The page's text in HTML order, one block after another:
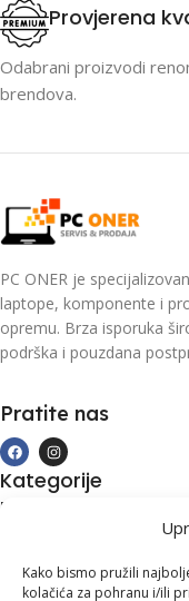
Kako bismo pružili
kolačića za pohranu i/ili
Provjerena
Odabrani proizvodi
brendova.
PC ONER je
laptope, komponente i
opremu. Brza isporuka
podrška i pouzdana
Pratite nas
Kategorije
Kupovina i podrška
Kontakt